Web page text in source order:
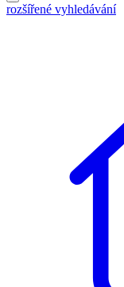
rozšířené vyhledávání